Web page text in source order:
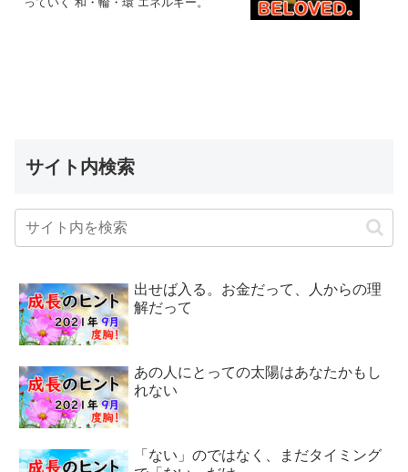
サイト内検索
出せば入る。お金だって、人からの理
解だって
あの人にとっての太陽はあなたかもし
れない
「ない」のではなく、まだタイミング